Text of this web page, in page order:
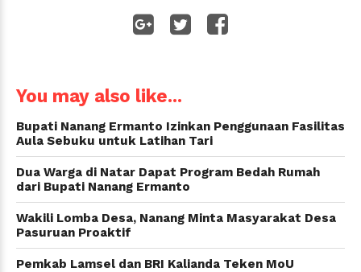
You may also like...
Bupati Nanang Ermanto Izinkan Penggunaan Fasilitas
Aula Sebuku untuk Latihan Tari
Dua Warga di Natar Dapat Program Bedah Rumah
dari Bupati Nanang Ermanto
Wakili Lomba Desa, Nanang Minta Masyarakat Desa
Pasuruan Proaktif
Pemkab Lamsel dan BRI Kalianda Teken MoU